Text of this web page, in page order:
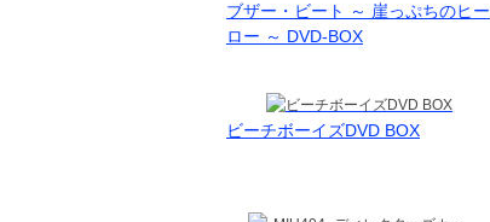
ブザー・ビート ～ 崖っぷちのヒー
ロー ～ DVD-BOX
ビーチボーイズDVD BOX